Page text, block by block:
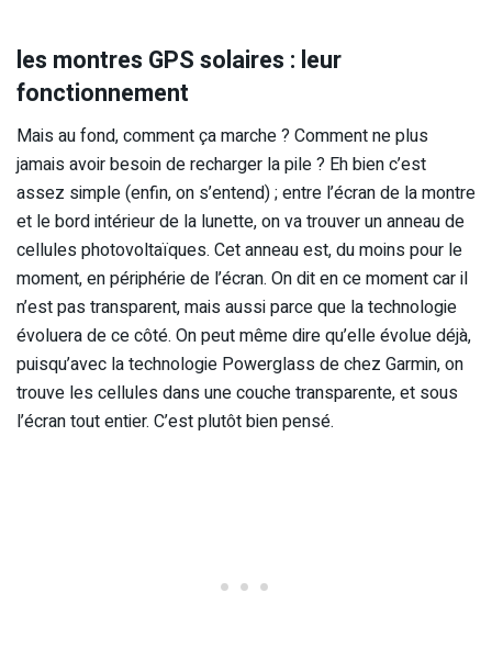
les montres GPS solaires : leur
fonctionnement
Mais au fond, comment ça marche ? Comment ne plus
jamais avoir besoin de recharger la pile ? Eh bien c’est
assez simple (enfin, on s’entend) ; entre l’écran de la montre
et le bord intérieur de la lunette, on va trouver un anneau de
cellules photovoltaïques. Cet anneau est, du moins pour le
moment, en périphérie de l’écran. On dit en ce moment car il
n’est pas transparent, mais aussi parce que la technologie
évoluera de ce côté. On peut même dire qu’elle évolue déjà,
puisqu’avec la technologie Powerglass de chez Garmin, on
trouve les cellules dans une couche transparente, et sous
l’écran tout entier. C’est plutôt bien pensé.